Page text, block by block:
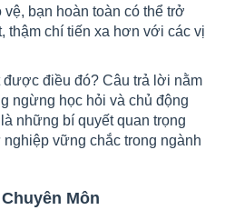
bạn hoàn toàn có thể trở
thậm chí tiến xa hơn với các vị
được điều đó? Câu trả lời nằm
ngừng học hỏi và chủ động
những bí quyết quan trọng
vững chắc trong ngành
Môn